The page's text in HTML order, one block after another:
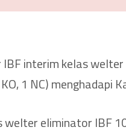
IBF interim kelas
1 NC) menghadapi
welter eliminator IBF